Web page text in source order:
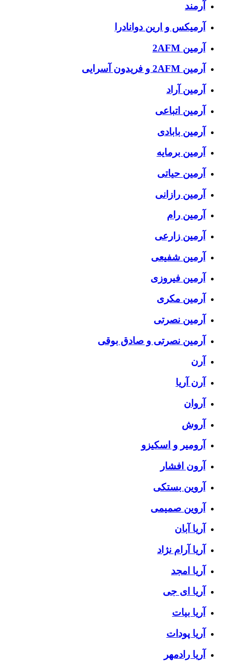
آرمند
آرمیکس و ارین دوانادرا
آرمین 2AFM
آرمین 2AFM و فریدون آسرایی
آرمین آراد
آرمین اتباعی
آرمین بابادی
آرمین برمایه
آرمین حیاتی
آرمین رازانی
آرمین رام
آرمین زارعی
آرمین شفیعی
آرمین فیروزی
آرمین مکری
آرمین نصرتی
آرمین نصرتی و صادق بوقی
آرن
آرن آریا
آروان
آروش
آرومیر و اسکیزو
آرون افشار
آروین بستکی
آروین صمیمی
آریا آبان
آریا آرام نژاد
آریا امجد
آریا ای جی
آریا بیات
آریا پودات
آریا رادمهر